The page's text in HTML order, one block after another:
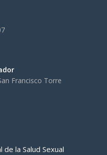
Francisco Torre
de la Salud Sexual